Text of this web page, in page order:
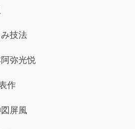
技法
弥光悦
作
屏風